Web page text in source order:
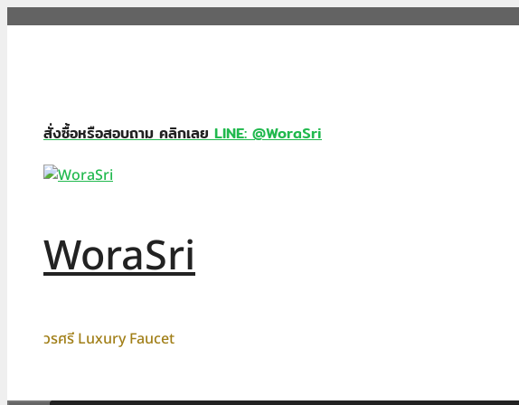
สั่งซื้อหรือสอบถาม คลิกเลยLINE: @WoraSri
WoraSri
วรศรี Luxury Faucet